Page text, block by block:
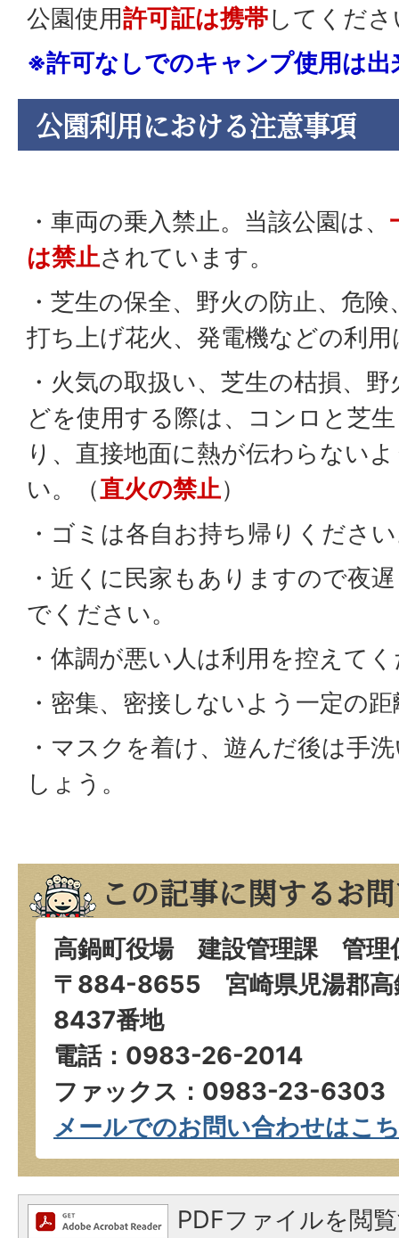
公園使用許可証は携帯してくだ
※許可なしでのキャンプ使用は出
公園利用における注意事項
・車両の乗入禁止。当該公園は、
は禁止されています。
・芝生の保全、野火の防止、危
打ち上げ花火、発電機などの利
・火気の取扱い、芝生の枯損、
どを使用する際は、コンロと芝
り、直接地面に熱が伝わらない
い。（直火の禁止）
・ゴミは各自お持ち帰りくださ
・近くに民家もありますので夜
でください。
・体調が悪い人は利用を控えて
・密集、密接しないよう一定の
・マスクを着け、遊んだ後は手
しょう。
この記事に関するお
高鍋町役場 建設管理課 管理
〒884-8655 宮崎県児湯郡高
8437番地
電話：0983-26-2014
ファックス：0983-23-6303
メールでのお問い合わせはこ
PDFファイルを閲